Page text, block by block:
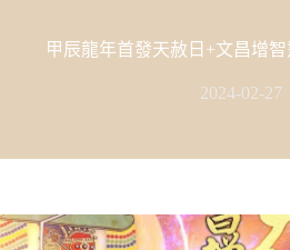
甲辰龍年首發天赦日+文昌增
2024-02-27